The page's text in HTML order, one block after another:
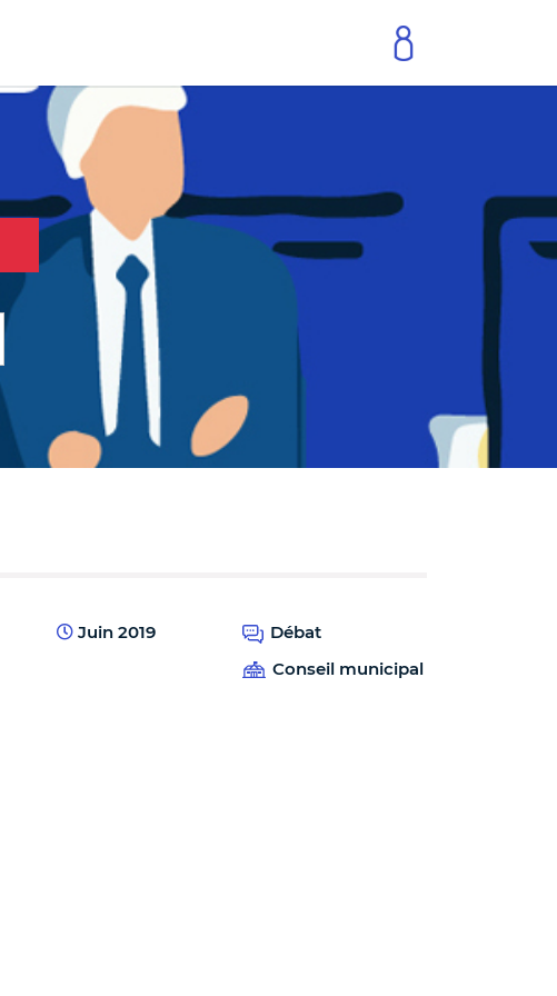
Juin 2019
Débat
Conseil municipal